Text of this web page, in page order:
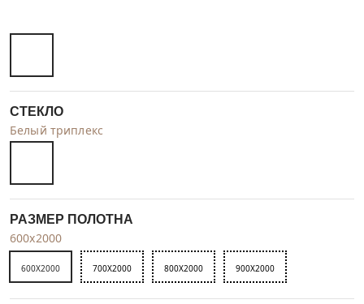
СТЕКЛО
Белый триплекс
РАЗМЕР ПОЛОТНА
600x2000
600X2000 700X2000 800X2000 900X2000